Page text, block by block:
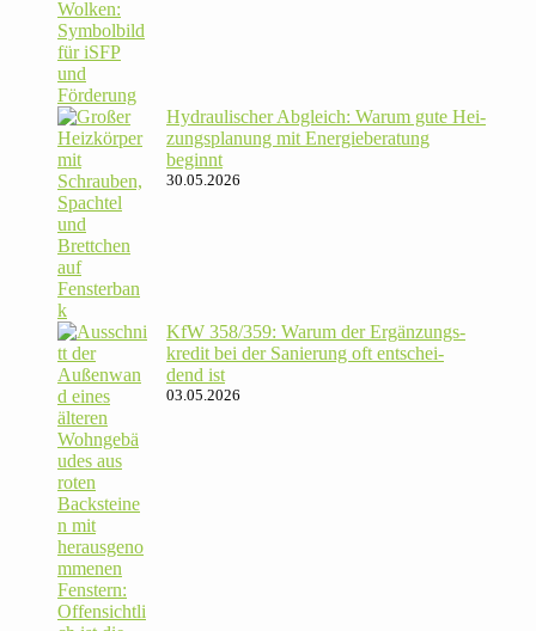
Hydrau­li­scher Abgleich: Warum gute Hei­
zungs­pla­nung mit Energie­beratung
beginnt
30.05.2026
KfW 358/​359: Warum der Ergän­zungs­
kredit bei der Sanie­rung oft ent­schei­
dend ist
03.05.2026